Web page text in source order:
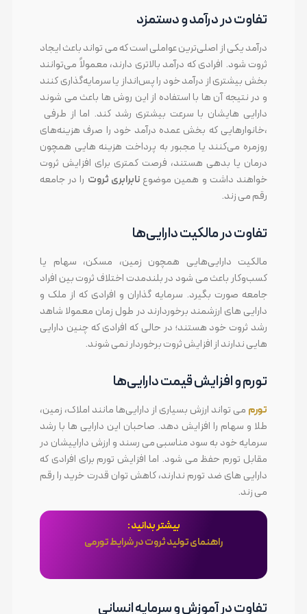
تفاوت در درآمد و دستمزد
درآمد یکی از اصلی‌ترین عواملی است که می تواند باعث ایجاد
ثروت شود. افرادی که درآمد بالاتری دارند، معمولاً می‌توانند
بخش بیشتری از درآمد خود را پس‌انداز یا سرمایه‌گذاری کنند
و در نتیجه آن ها با استفاده از این روش ها باعث می شوند
دارایی هایشان با سرعت بیشتری رشد کند. اما از طرفی
،خانوارهایی که بخش عمده درآمد خود را صرف هزینه‌های
روزمره می‌کنند یا مجبور به پرداخت هزینه هایی همچون
درمان یا بدهی هستند، فرصت کمتری برای افزایش ثروت
خواهند داشت و همین موضوعنابرابری ثروت را در جامعه
رقم می زند.
تفاوت در مالکیت دارایی‌ها
مالکیت دارایی‌هایی همچون زمین، مسکن، سهام یا
کسب‌وکار باعث می شود در بلندمدت اختلاف ثروت بین افراد
جامعه صورت بگیرد. سرمایه گذاران و افرادی که از ملک و
دارایی های ارزشمند برخوردارند در طول زمان معمولا شاهد
رشد ثروت خود هستند؛ در حالی که افرادی که چنین دارایی
هایی ندارند از افزایش ثروت برخوردار نمی شوند.
تورم و افزایش قیمت دارایی‌ها
تورم می تواند ارزش بسیاری از دارایی‌ها مانند املاک، زمین،
طلا و سهام را افزایش دهد. صاحبان این دارایی ها با رشد
سرمایه خود به سود مناسبی می رسند و ارزش داراییشان در
مقابل تورم حفظ می شود. اما افزایش تورم برای افرادی که
دارایی های ضد تورم ندارند، کاهش توان قدرت خرید را رقم
می زند.
بیشتر بدانید :
راهنمای تولید ثروت در شرایط تورمی
تفاوت در آموزش و سرمایه انسانی